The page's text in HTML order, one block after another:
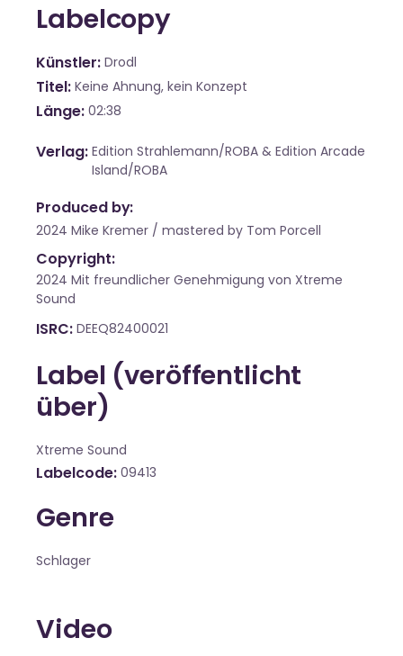
Labelcopy
Künstler Drodl
Titel Keine Ahnung, kein Konzept
Länge 02:38
Verlag Edition Strahlemann/ROBA & Edition Arcade
Island/ROBA
Produced by:
2024 Mike Kremer / mastered by Tom Porcell
Copyright:
2024 Mit freundlicher Genehmigung von Xtreme
Sound
ISRC DEEQ82400021
Label (veröffentlicht
über)
Xtreme Sound
Labelcode 09413
Genre
Schlager
Video